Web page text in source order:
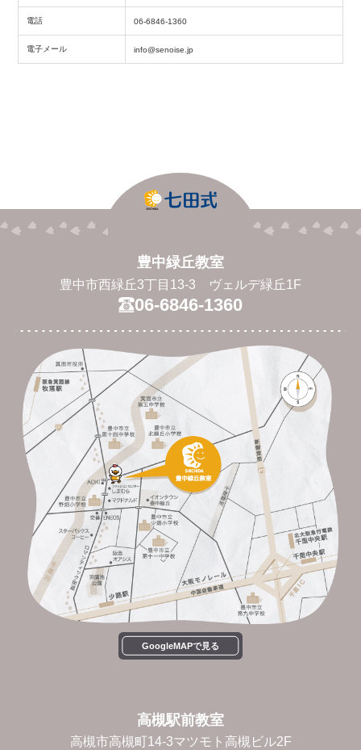
電話 06-6846-1360
電子メール info@senoise.jp
豊中緑丘教室
豊中市西緑丘3丁目13-3 ヴェルデ緑丘1F
06-6846-1360
GoogleMAPで見る
高槻駅前教室
高槻市高槻町14-3マツモト高槻ビル2F